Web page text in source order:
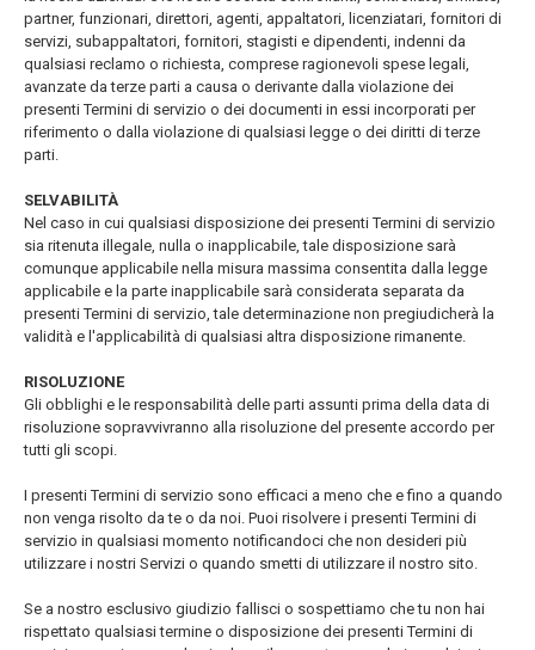
partner, funzionari, direttori, agenti, appaltatori, licenziatari, fornitori di
servizi, subappaltatori, fornitori, stagisti e dipendenti, indenni da
qualsiasi reclamo o richiesta, comprese ragionevoli spese legali,
avanzate da terze parti a causa o derivante dalla violazione dei
presenti Termini di servizio o dei documenti in essi incorporati per
riferimento o dalla violazione di qualsiasi legge o dei diritti di terze
parti.
SELVABILITÀ
Nel caso in cui qualsiasi disposizione dei presenti Termini di servizio
sia ritenuta illegale, nulla o inapplicabile, tale disposizione sarà
comunque applicabile nella misura massima consentita dalla legge
applicabile e la parte inapplicabile sarà considerata separata da
presenti Termini di servizio, tale determinazione non pregiudicherà la
validità e l'applicabilità di qualsiasi altra disposizione rimanente.
RISOLUZIONE
Gli obblighi e le responsabilità delle parti assunti prima della data di
risoluzione sopravvivranno alla risoluzione del presente accordo per
tutti gli scopi.
I presenti Termini di servizio sono efficaci a meno che e fino a quando
non venga risolto da te o da noi. Puoi risolvere i presenti Termini di
servizio in qualsiasi momento notificandoci che non desideri più
utilizzare i nostri Servizi o quando smetti di utilizzare il nostro sito.
Se a nostro esclusivo giudizio fallisci o sospettiamo che tu non hai
rispettato qualsiasi termine o disposizione dei presenti Termini di